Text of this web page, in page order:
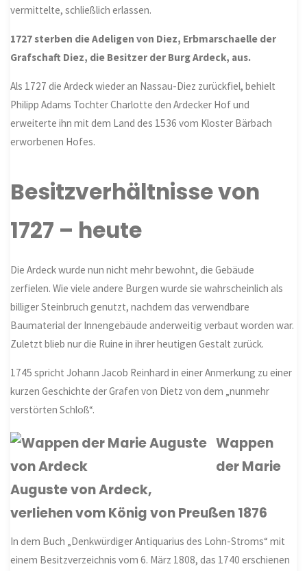
vermittelte, schließlich erlassen.
1727 sterben die Adeligen von Diez, Erbmarschaelle der
Grafschaft Diez, die Besitzer der Burg Ardeck, aus.
Als 1727 die Ardeck wieder an Nassau-Diez zurückfiel, behielt
Philipp Adams Tochter Charlotte den Ardecker Hof und
erweiterte ihn mit dem Land des 1536 vom Kloster Bärbach
erworbenen Hofes.
Besitzverhältnisse von
1727 – heute
Die Ardeck wurde nun nicht mehr bewohnt, die Gebäude
zerfielen. Wie viele andere Burgen wurde sie wahrscheinlich als
billiger Steinbruch genutzt, nachdem das verwendbare
Baumaterial der Innengebäude anderweitig verbaut worden war.
Zuletzt blieb nur die Ruine in ihrer heutigen Gestalt zurück.
1745 spricht Johann Jacob Reinhard in einer Anmerkung zu einer
kurzen Geschichte der Grafen von Dietz von dem „nunmehr
verstörten Schloß“.
Wappen
der Marie
Auguste von Ardeck,
verliehen vom König von Preußen 1876
In dem Buch „Denkwürdiger Antiquarius des Lohn-Stroms“ mit
einem Besitzverzeichnis vom 6. März 1808, das 1740 erschienen